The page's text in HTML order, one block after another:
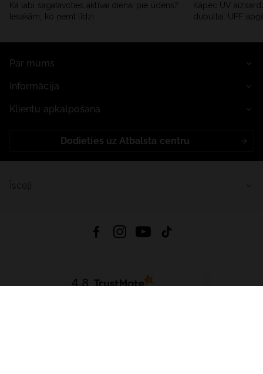
Kā labi sagatavoties aktīvai dienai pie ūdens?
Iesakām, ko ņemt līdzi
Kāpēc UV
dubultai: UPF
Par mums
Informācija
Klientu apkalpošana
Dodieties uz Atbalsta centru
4.8